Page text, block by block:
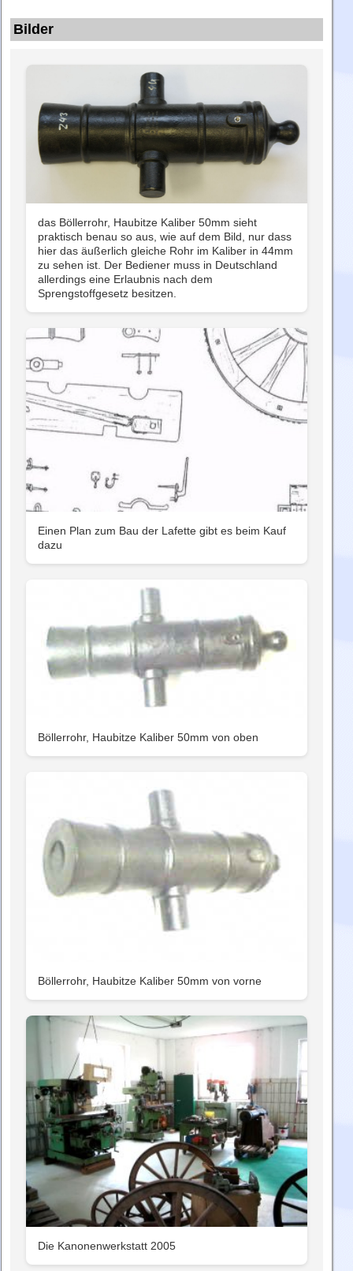
Bilder
das Böllerrohr, Haubitze Kaliber 50mm sieht
praktisch benau so aus, wie auf dem Bild, nur dass
hier das äußerlich gleiche Rohr im Kaliber in 44mm
zu sehen ist. Der Bediener muss in Deutschland
allerdings eine Erlaubnis nach dem
Sprengstoffgesetz besitzen.
Einen Plan zum Bau der Lafette gibt es beim Kauf
dazu
Böllerrohr, Haubitze Kaliber 50mm von oben
Böllerrohr, Haubitze Kaliber 50mm von vorne
Die Kanonenwerkstatt 2005